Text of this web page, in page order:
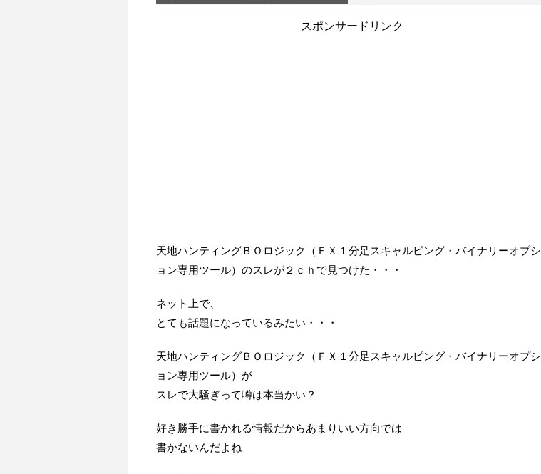
スポンサードリンク
天地ハンティングＢＯロジック（ＦＸ１分足スキャルピング・バイナリーオプシ
ョン専用ツール）のスレが２ｃｈで見つけた・・・
ネット上で、
とても話題になっているみたい・・・
天地ハンティングＢＯロジック（ＦＸ１分足スキャルピング・バイナリーオプシ
ョン専用ツール）が
スレで大騒ぎって噂は本当かい？
好き勝手に書かれる情報だからあまりいい方向では
書かないんだよね